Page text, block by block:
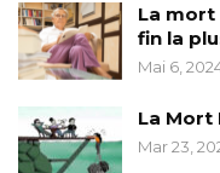
La mort
fin la
Mai 6,
La Mort
Mar 23,